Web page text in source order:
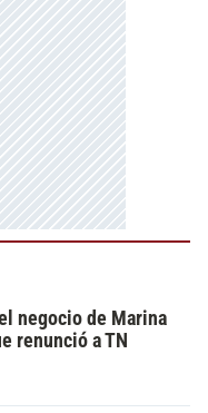
negocio de Marina
renunció a TN